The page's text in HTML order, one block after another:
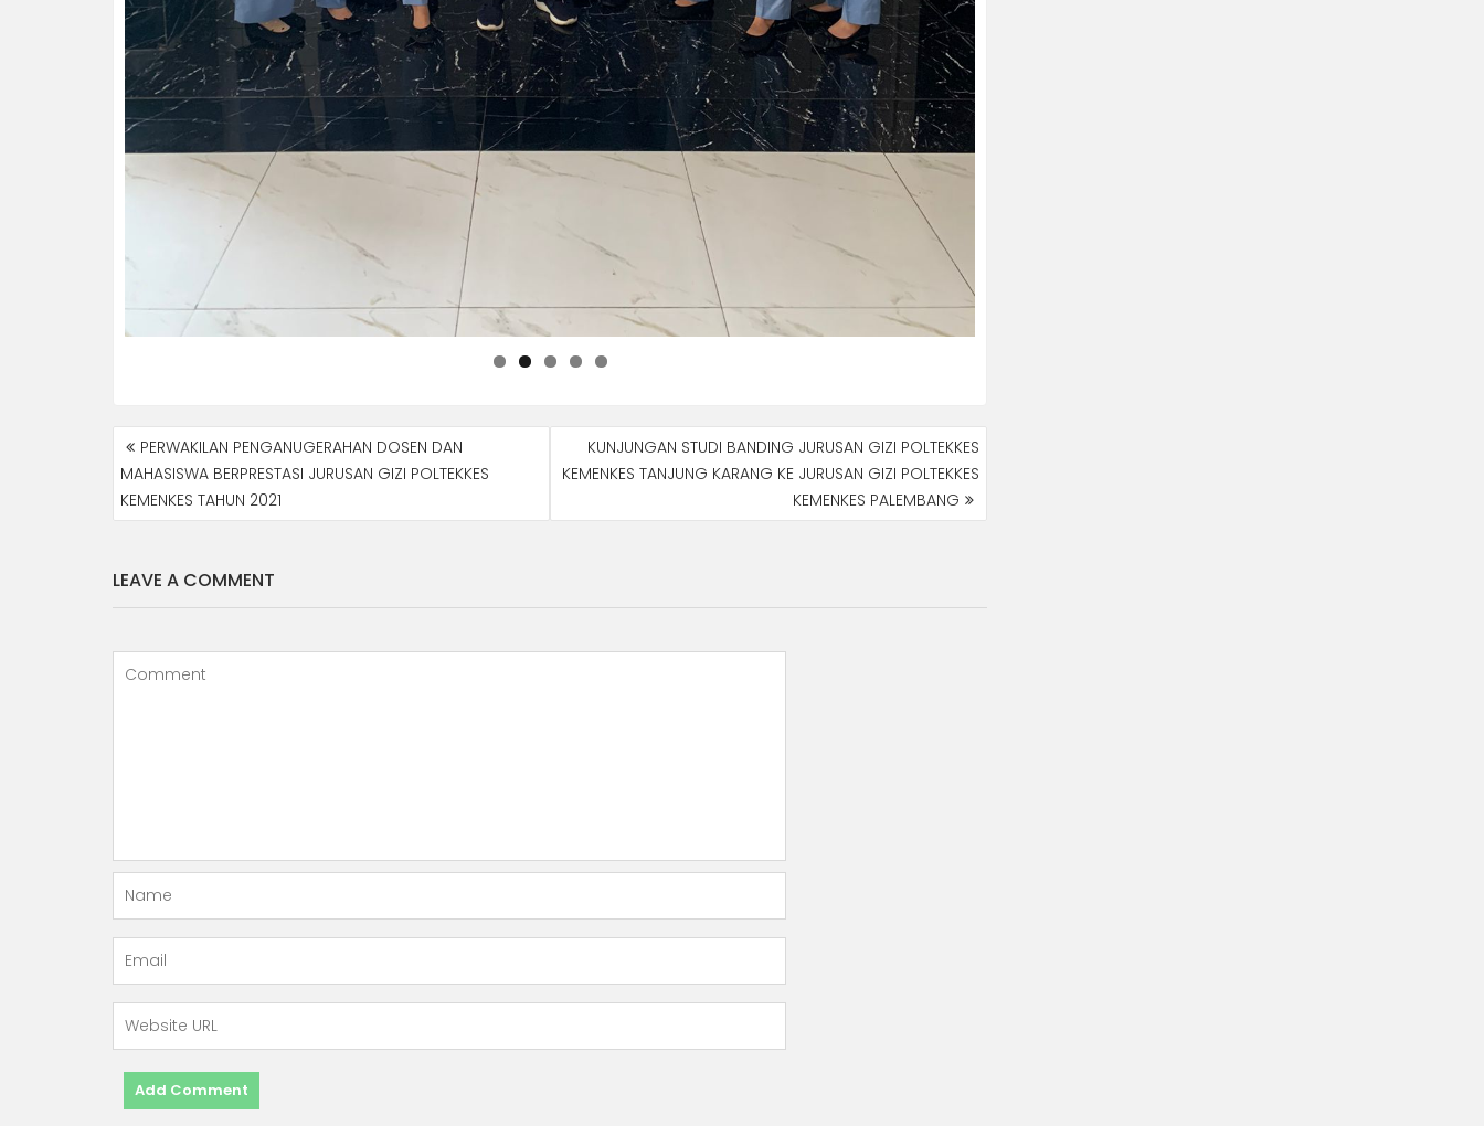
NAVIGASI
POSPERWAKILAN PENGANUGERAHAN DOSEN DAN
MAHASISWA BERPRESTASI JURUSAN GIZI POLTEKKES
KEMENKES TAHUN 2021
KUNJUNGAN STUDI BANDING JURUSAN GIZI POLTEKKES
KEMENKES TANJUNG KARANG KE JURUSAN GIZI POLTEKKES
KEMENKES PALEMBANG
LEAVE A COMMENT